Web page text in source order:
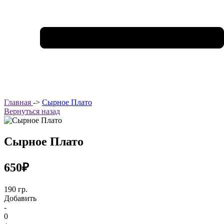
Главная -> Сырное Плато
Вернуться назад
Сырное Плато
650₽
190 гр.
Добавить
-
0